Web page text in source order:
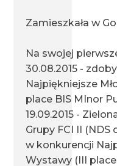
miot
miot
miot
Zamieszkała w
Na swojej
30.08.2015 -
Najpiękniejsze
place BIS MInor
19.09.2015 -
Grupy FCI II (NDS
w konkurencji
Wystawy (III